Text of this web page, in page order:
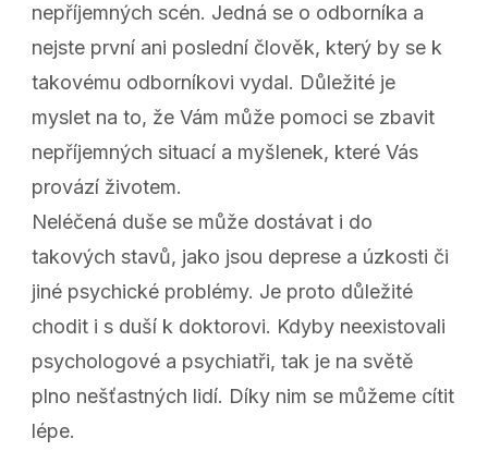
nepříjemných scén. Jedná se o odborníka a
nejste první ani poslední člověk, který by se k
takovému odborníkovi vydal. Důležité je
myslet na to, že Vám může pomoci se zbavit
nepříjemných situací a myšlenek, které Vás
provází životem.
Neléčená duše se může dostávat i do
takových stavů, jako jsou deprese a úzkosti či
jiné psychické problémy. Je proto důležité
chodit i s duší k doktorovi. Kdyby neexistovali
psychologové a psychiatři, tak je na světě
plno nešťastných lidí. Díky nim se můžeme cítit
lépe.